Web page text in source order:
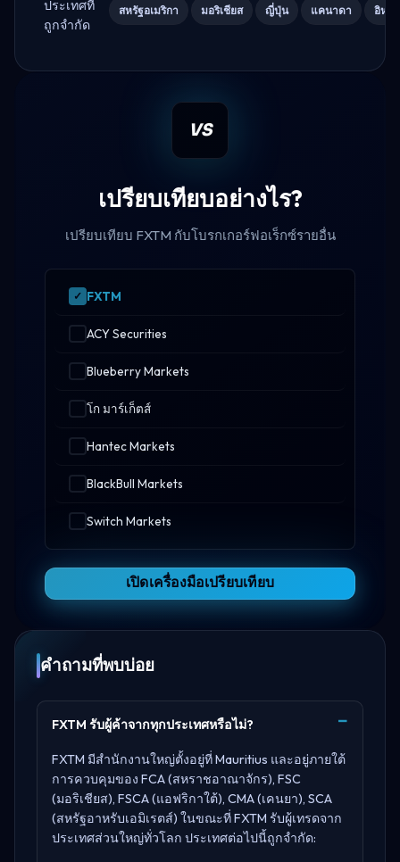
ประเทศที่
ถูกจำกัด
สหรัฐอเมริกา มอริเชียส ญี่ปุ่น แคนาดา อิหร่
VS
เปรียบเทียบอย่างไร?
เปรียบเทียบ FXTM กับโบรกเกอร์ฟอเร็กซ์รายอื่น
FXTM
ACY Securities
Blueberry Markets
โก มาร์เก็ตส์
Hantec Markets
BlackBull Markets
Switch Markets
เปิดเครื่องมือเปรียบเทียบ
คำถามที่พบบ่อย
FXTM รับผู้ค้าจากทุกประเทศหรือไม่?
FXTM มีสำนักงานใหญ่ตั้งอยู่ที่Mauritius และอยู่ภายใต้
การควบคุมของ FCA (สหราชอาณาจักร), FSC
(มอริเชียส), FSCA (แอฟริกาใต้), CMA (เคนยา), SCA
(สหรัฐอาหรับเอมิเรตส์) ในขณะที่ FXTM รับผู้เทรดจาก
ประเทศส่วนใหญ่ทั่วโลก ประเทศต่อไปนี้ถูกจำกัด: